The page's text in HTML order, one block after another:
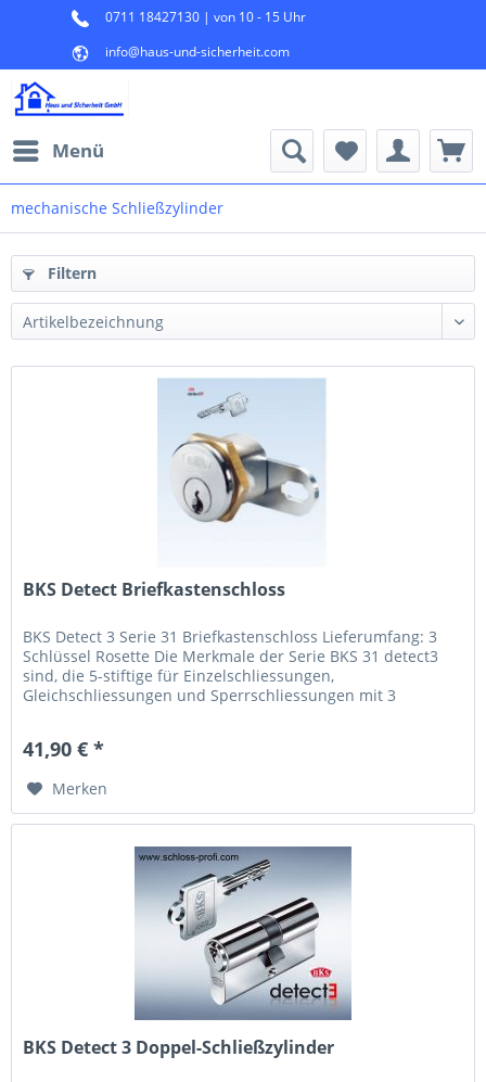
0711 18427130 | von 10 - 15 Uhr
info@haus-und-sicherheit.com
Menü
mechanische Schließzylinder
Filtern
BKS Detect Briefkastenschloss
BKS Detect 3 Serie 31 Briefkastenschloss Lieferumfang: 3
Schlüssel Rosette Die Merkmale der Serie BKS 31 detect3
sind, die 5-stiftige für Einzelschliessungen,
Gleichschliessungen und Sperrschliessungen mit 3
41,90 € *
Merken
BKS Detect 3 Doppel-Schließzylinder